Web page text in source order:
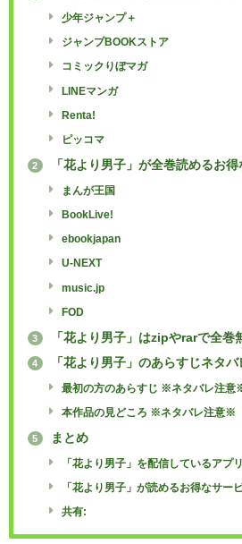
少年ジャンプ＋
ジャンプBOOKストア
コミックりぼマガ
LINEマンガ
Renta!
ピッコマ
2 「花より男子」が全巻読めるお得
まんが王国
BookLive!
ebookjapan
U-NEXT
music.jp
FOD
3 「花より男子」はzipやrarで全巻
4 「花より男子」のあらすじネタバ
最初の方のあらすじ ※ネタバレ注意
本作品の見どころ ※ネタバレ注意※
5 まとめ
「花より男子」を配信しているアプ
「花より男子」が読めるお得なサー
共有: